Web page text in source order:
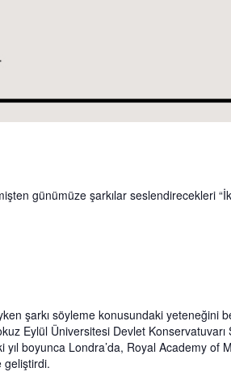
günümüze şarkılar seslendirecekleri
şarkı söyleme konusundaki yeteneğini
Eylül Üniversitesi Devlet
yıl boyunca Londra’da, Royal Academy
geliştirdi.